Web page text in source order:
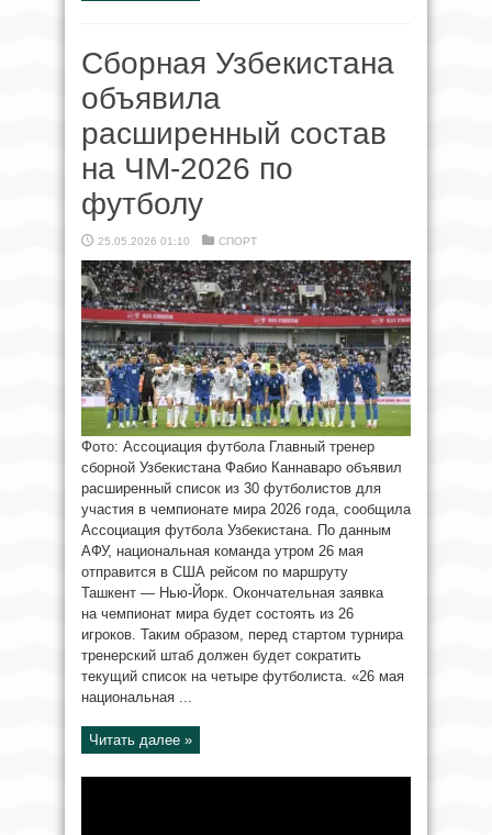
Сборная Узбекистана
объявила
расширенный состав
на ЧМ‑2026 по
футболу
25.05.2026 01:10 СПОРТ
Фото: Ассоциация футбола Главный тренер
сборной Узбекистана Фабио Каннаваро объявил
расширенный список из 30 футболистов для
участия в чемпионате мира 2026 года, сообщила
Ассоциация футбола Узбекистана. По данным
АФУ, национальная команда утром 26 мая
отправится в США рейсом по маршруту
Ташкент — Нью-Йорк. Окончательная заявка
на чемпионат мира будет состоять из 26
игроков. Таким образом, перед стартом турнира
тренерский штаб должен будет сократить
текущий список на четыре футболиста. «26 мая
национальная ...
Читать далее »